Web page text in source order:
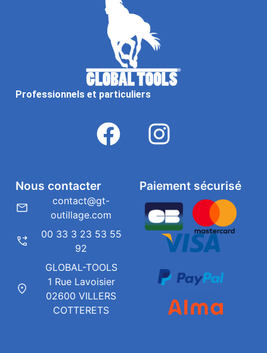
Professionnels et particuliers
Paiement sécurisé
Nous contacter
contact@gt-
outillage.com
00 33 3 23 53 55
92
GLOBAL-TOOLS
1 Rue Lavoisier
02600 VILLERS
COTTERETS